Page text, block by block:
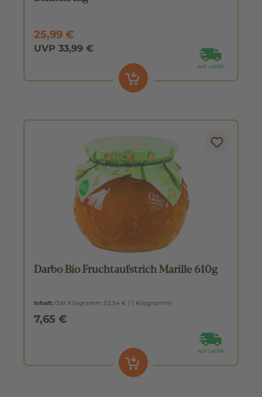
25,99 €
UVP 33,99 €
Darbo Bio Fruchtaufstrich Marille 610g
Inhalt: 0.61 Kilogramm (12,54 € / 1 Kilogramm)
7,65 €